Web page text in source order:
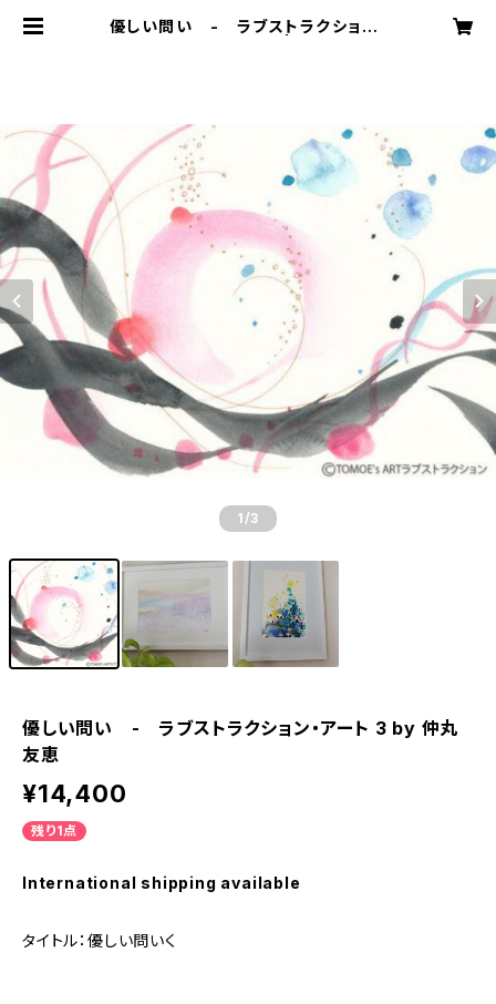
優しい問い - ラブストラクション・
1 /3
優しい問い - ラブストラクション・アート 3 by 仲丸
友恵
¥14,400
残り1点
International shipping available
タイトル：優しい問いく